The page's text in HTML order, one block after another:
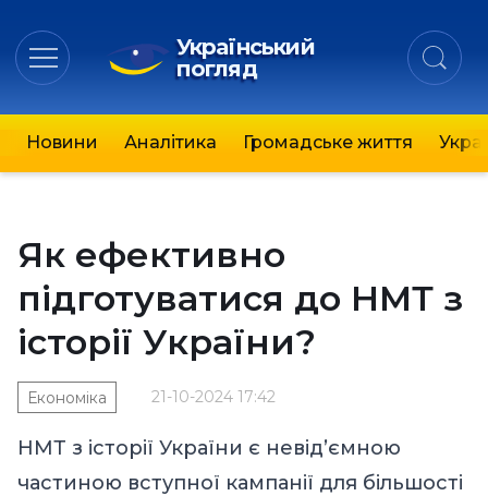
Український
погляд
Новини Аналітика Громадське життя
Як ефективно
підготуватися до НМТ з
історії України?
21-10-2024 17:42
Економіка
НМТ з історії України є невід’ємною
частиною вступної кампанії для більшості